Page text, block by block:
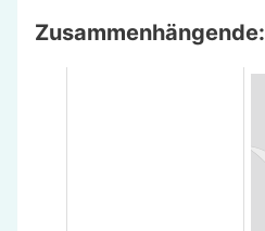
Zusammenhängende: